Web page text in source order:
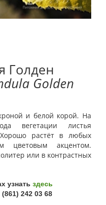
Голден
Golden
и белой корой. На
вегетации листья
растёт в любых
цветовым акцентом.
или в контрастных
узнать здесь
242 03 68